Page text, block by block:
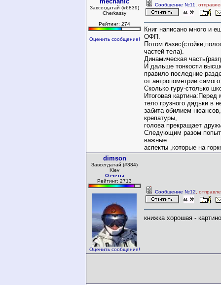
Завсегдатай (#6839)
Cherkassy
Рейтинг: 274
Оценить сообщение!
Сообщение №11 ,
Книг написано много и
ОФП.
Потом
частей тела).
Динамическая
И дальше тонкости
правило последние
от антропометрии
Сколько гуру-столько
Итоговая
тело грузного дядьки в
забита обилием
крепатуры,
голова прекращает
Следующим разом
важные
аспекты ,которые на
dimson
Завсегдатай (#384)
Kiev
Отчеты
Рейтинг: 2713
Оценить сообщение!
Сообщение №12 ,
книжка хорошая -